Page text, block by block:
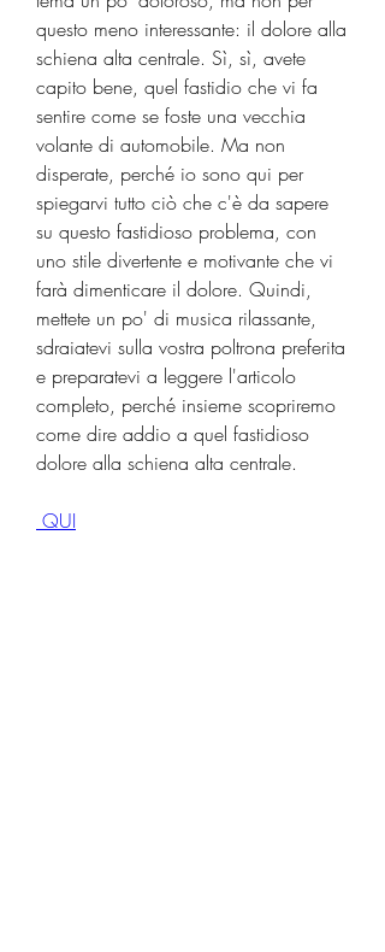
questo meno interessante: il dolore alla
schiena alta centrale. Sì, sì, avete
capito bene, quel fastidio che vi fa
sentire come se foste una vecchia
volante di automobile. Ma non
disperate, perché io sono qui per
spiegarvi tutto ciò che c'è da sapere
su questo fastidioso problema, con
uno stile divertente e motivante che vi
farà dimenticare il dolore. Quindi,
mettete un po' di musica rilassante,
sdraiatevi sulla vostra poltrona preferita
e preparatevi a leggere l'articolo
completo, perché insieme scopriremo
come dire addio a quel fastidioso
dolore alla schiena alta centrale.
QUI